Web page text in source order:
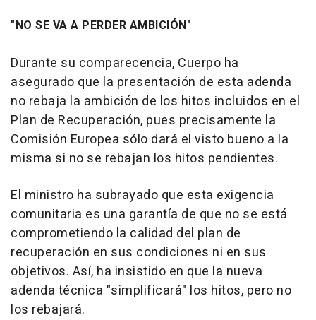
"NO SE VA A PERDER AMBICIÓN"
Durante su comparecencia, Cuerpo ha
asegurado que la presentación de esta adenda
no rebaja la ambición de los hitos incluidos en el
Plan de Recuperación, pues precisamente la
Comisión Europea sólo dará el visto bueno a la
misma si no se rebajan los hitos pendientes.
El ministro ha subrayado que esta exigencia
comunitaria es una garantía de que no se está
comprometiendo la calidad del plan de
recuperación en sus condiciones ni en sus
objetivos. Así, ha insistido en que la nueva
adenda técnica "simplificará" los hitos, pero no
los rebajará.